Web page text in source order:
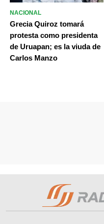
NACIONAL
Grecia Quiroz tomará
protesta como presidenta
de Uruapan; es la viuda de
Carlos Manzo